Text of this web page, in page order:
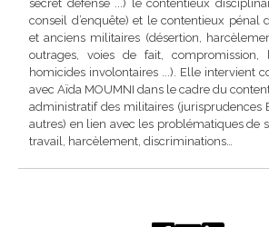
secret défense ...) le contentieux
conseil d’enquête) et le contentieux pénal
et anciens militaires (désertion,
outrages, voies de fait, compromission,
homicides involontaires ...). Elle intervient
avec Aïda MOUMNI dans le cadre du
administratif des militaires (jurisprudences
autres) en lien avec les problématiques de
travail, harcèlement, discriminations…